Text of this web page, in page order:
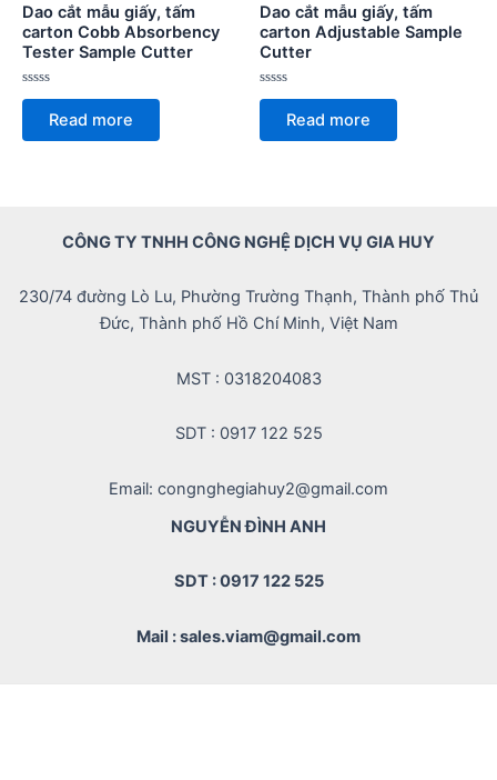
Dao cắt mẫu giấy, tấm
carton Cobb Absorbency
Tester Sample Cutter
Rated
of
Read more
Dao cắt mẫu giấy, tấm
carton Adjustable Sample
Cutter
Rated
of
Read more
CÔNG TY TNHH CÔNG NGHỆ DỊCH VỤ GIA HUY
230/74 đường Lò Lu, Phường Trường Thạnh, Thành phố Thủ
Đức, Thành phố Hồ Chí Minh, Việt Nam
MST : 0318204083
SDT : 0917 122 525
Email: congnghegiahuy2@gmail.com
NGUYỄN ĐÌNH ANH
SDT : 0917 122 525
Mail : sales.viam@gmail.com